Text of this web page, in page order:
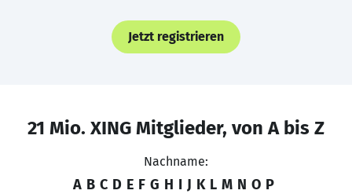
Jetzt registrieren
21 Mio. XING Mitglieder, von A bis Z
Nachname:
A B C D E F G H I J K L M N O P